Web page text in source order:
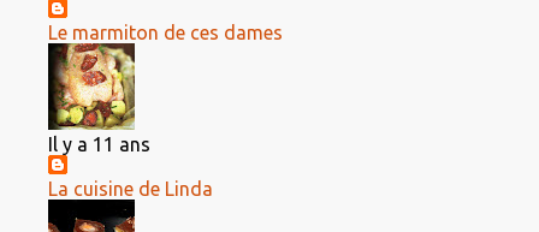
Le marmiton de ces dames
Il y a 11 ans
La cuisine de Linda